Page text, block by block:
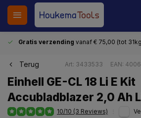
Gratis verzending vanaf € 75,00 (tot
Terug Art: 3433533 EAN:
Einhell GE-CL 18 Li E Kit
Accubladblazer 2,0 Ah
10/10 (3 Reviews)